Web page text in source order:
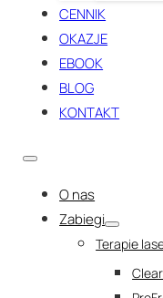
CENNIK
OKAZJE
EBOOK
BLOG
KONTAKT
O nas
Zabiegi
Terapie